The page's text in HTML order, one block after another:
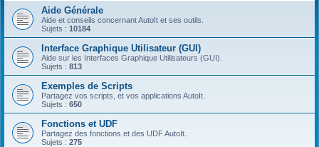
Aide Générale
Aide et conseils concernant AutoIt et ses outils.
Sujets : 10184
Interface Graphique Utilisateur (GUI)
Aide sur les Interfaces Graphique Utilisateurs (GUI).
Sujets : 813
Exemples de Scripts
Partagez vos scripts, et vos applications AutoIt.
Sujets : 650
Fonctions et UDF
Partagez des fonctions et des UDF AutoIt.
Sujets : 275